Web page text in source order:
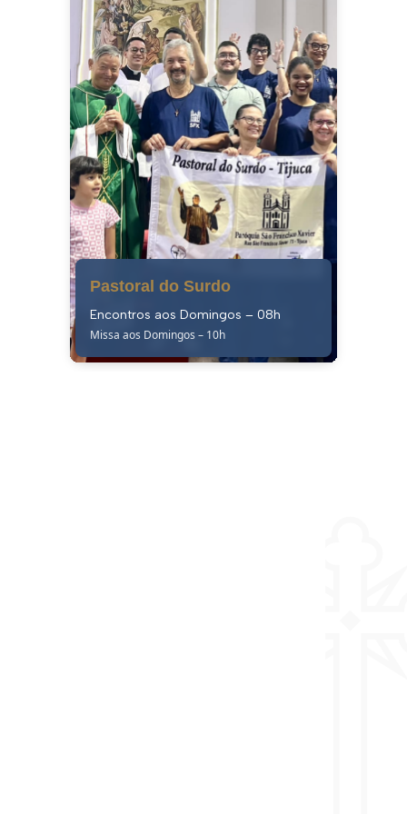
Pastoral do Surdo
Encontros aos Domingos – 08h
Missa aos Domingos – 10h